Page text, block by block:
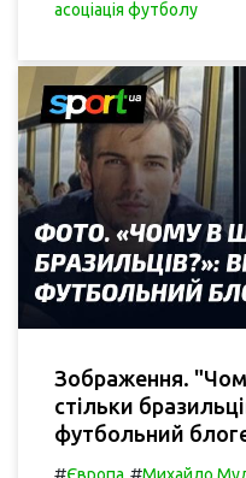
асоціація футболу
Зображення.
стільки
футбольний
Європа Михайло